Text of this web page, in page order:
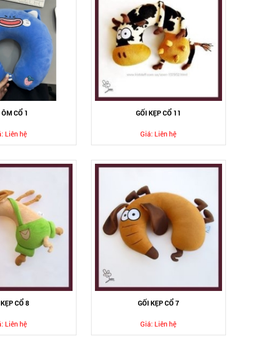
ÔM CỔ 1
Liên hệ
GỐI KẸP CỔ 11
Giá: Liên hệ
CỔ 8
Liên hệ
GỐI KẸP CỔ 7
Giá: Liên hệ